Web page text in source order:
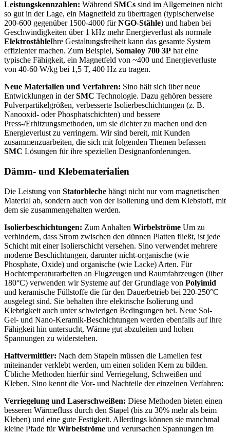
Leistungskennzahlen: Während SMCs sind im Allgemeinen nicht
so gut in der Lage, ein Magnetfeld zu übertragen (typischerweise
200-600 gegenüber 1500-4000 fürNGO-Stähle) und haben bei
Geschwindigkeiten über 1 kHz mehr Energieverlust als normale
ElektrostähleIhre Gestaltungsfreiheit kann das gesamte System
effizienter machen. Zum Beispiel, Somaloy 700 3P hat eine
typische Fähigkeit, ein Magnetfeld von ~400 und Energieverluste
von 40-60 W/kg bei 1,5 T, 400 Hz zu tragen.
Neue Materialien und Verfahren: Sino hält sich über neue
Entwicklungen in derSMC Technologie. Dazu gehören bessere
Pulverpartikelgrößen, verbesserte Isolierbeschichtungen (z. B.
Nanooxid- oder Phosphatschichten) und bessere
Press-/Erhitzungsmethoden, um sie dichter zu machen und den
Energieverlust zu verringern. Wir sind bereit, mit Kunden
zusammenzuarbeiten, die sich mit folgenden Themen befassen
SMC Lösungen für ihre speziellen Designanforderungen.
Dämm- und Klebematerialien
Die Leistung von Statorbleche hängt nicht nur vom magnetischen
Material ab, sondern auch von der Isolierung und dem Klebstoff, mit
dem sie zusammengehalten werden.
Isolierbeschichtungen: Zum Anhalten Wirbelströme Um zu
verhindern, dass Strom zwischen den dünnen Platten fließt, ist jede
Schicht mit einer Isolierschicht versehen. Sino verwendet mehrere
moderne Beschichtungen, darunter nicht-organische (wie
Phosphate, Oxide) und organische (wie Lacke) Arten. Für
Hochtemperaturarbeiten an Flugzeugen und Raumfahrzeugen (über
180°C) verwenden wir Systeme auf der Grundlage von Polyimid
und keramische Füllstoffe die für den Dauerbetrieb bei 220-250°C
ausgelegt sind. Sie behalten ihre elektrische Isolierung und
Klebrigkeit auch unter schwierigen Bedingungen bei. Neue Sol-
Gel- und Nano-Keramik-Beschichtungen werden ebenfalls auf ihre
Fähigkeit hin untersucht, Wärme gut abzuleiten und hohen
Spannungen zu widerstehen.
Haftvermittler: Nach dem Stapeln müssen die Lamellen fest
miteinander verklebt werden, um einen soliden Kern zu bilden.
Übliche Methoden hierfür sind Verriegelung, Schweißen und
Kleben. Sino kennt die Vor- und Nachteile der einzelnen Verfahren:
Verriegelung und Laserschweißen: Diese Methoden bieten einen
besseren Wärmefluss durch den Stapel (bis zu 30% mehr als beim
Kleben) und eine gute Festigkeit. Allerdings können sie manchmal
kleine Pfade fürWirbelströme und verursachen Spannungen im